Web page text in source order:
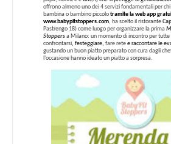
offrono almeno uno dei 4 servizi fondamentali per
bambina o bambino piccolo tramite la web app
www.babypitstoppers.com
ha scelto il ristorante
Pastrengo 18) come luogo per organizzare la prima
Stoppers a Milano: un momento di incontro per
confrontarsi , festeggiare, fare rete e raccontare le
gustando un buon piatto preparato con cura dagli
l'occasione hanno ideato un piatto a sorpresa.